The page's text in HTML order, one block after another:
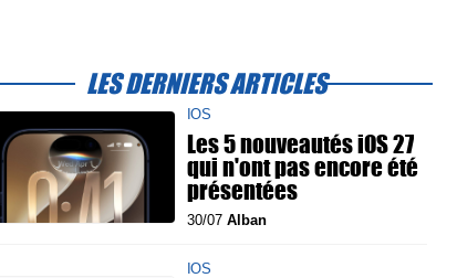
LES DERNIERS ARTICLES
IOS
Les 5 nouveautés iOS 27
qui n'ont pas encore été
présentées
30/07 Alban
IOS